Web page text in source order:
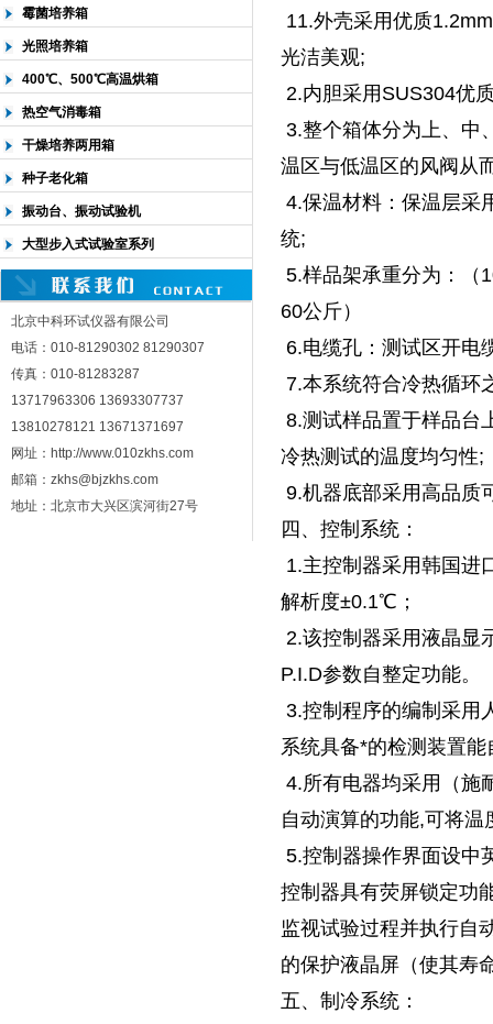
霉菌培养箱
光照培养箱
400℃、500℃高温烘箱
热空气消毒箱
干燥培养两用箱
种子老化箱
振动台、振动试验机
大型步入式试验室系列
北京中科环试仪器有限公司
电话：010-81290302 81290307
传真：010-81283287
13717963306 13693307737
13810278121 13671371697
网址：http://www.010zkhs.com
邮箱：zkhs@bjzkhs.com
地址：北京市大兴区滨河街27号
11.外壳采用优质
光洁美观;
2.内胆采用SUS304优
3.整个箱体分为上、中
温区与低温区的风阀从
4.保温材料：保温层采
统;
5.样品架承重分为：（
60公斤）
6.电缆孔：测试区开电
7.本系统符合冷热循环
8.测试样品置于样品台
冷热测试的温度均匀性;
9.机器底部采用高品质
四、控制系统：
1.主控制器采用韩国进
解析度±0.1℃；
2.该控制器采用液晶显
P.I.D参数自整定功能。
3.控制程序的编制采用
系统具备*的检测装置
4.所有电器均采用（施
自动演算的功能,可将
5.控制器操作界面设中
控制器具有荧屏锁定功
监视试验过程并执行自
的保护液晶屏（使其寿
五、制冷系统：